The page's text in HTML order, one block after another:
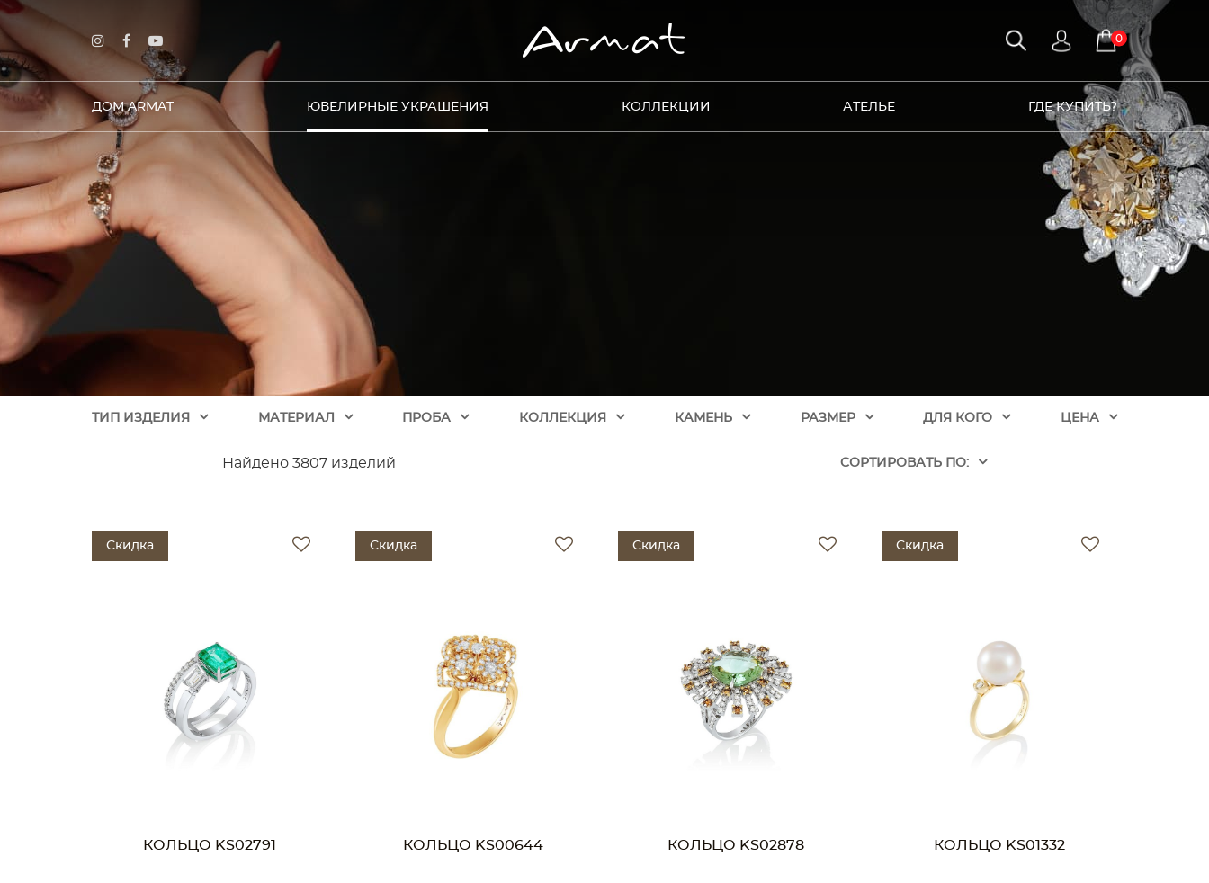
0
ДОМ ARMAT ЮВЕЛИРНЫЕ УКРАШЕНИЯ КОЛЛЕКЦИИ АТЕЛЬЕ ГДЕ КУПИТЬ?
ТИП ИЗДЕЛИЯ МАТЕРИАЛ ПРОБА КОЛЛЕКЦИЯ КАМЕНЬ РАЗМЕР ДЛЯ КОГО ЦЕНА
Найдено 3807 изделий CОРТИРОВАТЬ ПО:
Скидка
КОЛЬЦО KS02791
Скидка
КОЛЬЦО KS00644
Скидка
КОЛЬЦО KS02878
Скидка
КОЛЬЦО KS01332